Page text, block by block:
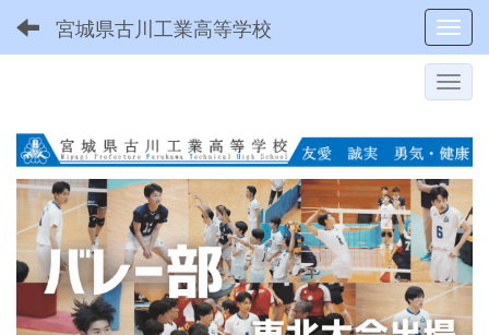
宮城県古川工業高等学校